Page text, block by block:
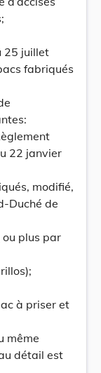
25 juillet
fabriqués
22 janvier
modifié,
Duché de
plus par
à priser et
même
détail est